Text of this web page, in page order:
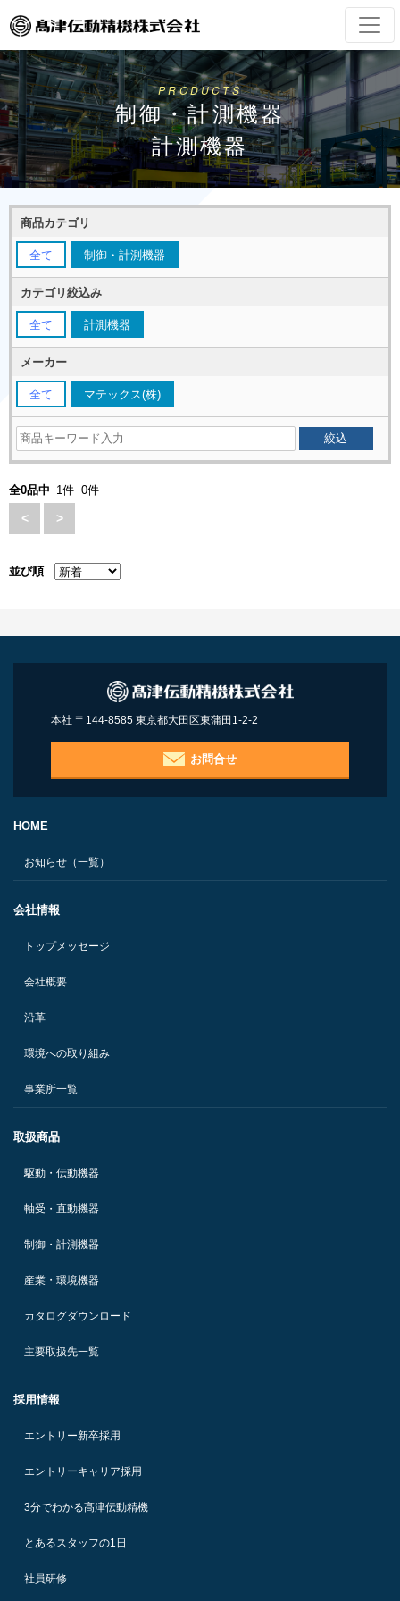
PRODUCTS
制御・計測機器
計測機器
商品カテゴリ
全て 制御・計測機器
カテゴリ絞込み
全て 計測機器
メーカー
全て マテックス(株)
全0品中 1件−0件
< >
並び順
本社 〒144-8585 東京都大田区東蒲田1-2-2
お問合せ
HOME
お知らせ（一覧）
会社情報
トップメッセージ
会社概要
沿革
環境への取り組み
事業所一覧
取扱商品
駆動・伝動機器
軸受・直動機器
制御・計測機器
産業・環境機器
カタログダウンロード
主要取扱先一覧
採用情報
エントリー新卒採用
エントリーキャリア採用
3分でわかる髙津伝動精機
とあるスタッフの1日
社員研修